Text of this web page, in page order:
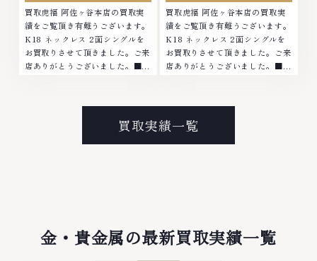
買取虎福 阿佐ヶ谷本店の買取実
績をご覧頂き有難うございます。
K18 ネックレス 2面シングルを
お買取りさせて頂きました。ご来
店ありがとうございました。■地
衣類 お酒買取りのことなら、お
任せくださいなかでも金・プラチ
ナ等のアクセサリー・貴金属・宝
石・ダイヤモンド・ジュエリーや
他店ではお値段の付かなかったお
買取虎福 阿佐ヶ谷本店の買取実
績をご覧頂き有難うございます。
K18 ネックレス 2面シングルを
お買取りさせて頂きました。ご来
店ありがとうございました。■地
衣類 お酒買取りのことなら、お
任せくださいなかでも金・プラチ
ナ等のアクセサリー・貴金属・宝
石・ダイヤモンド・ジュエリーや
他店ではお値段の付かなかったお
買取実績一覧
金・貴金属の最新買取実績一覧